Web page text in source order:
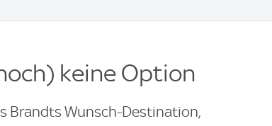
keine Option
Brandts Wunsch-Destination,